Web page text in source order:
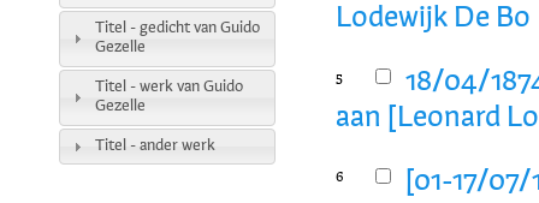
Lodewijk De Bo
5
18/04/
aan [Leonard
6
[01-17/
Titel - gedicht van Guido
Gezelle
Titel - werk van Guido
Gezelle
Titel - ander werk